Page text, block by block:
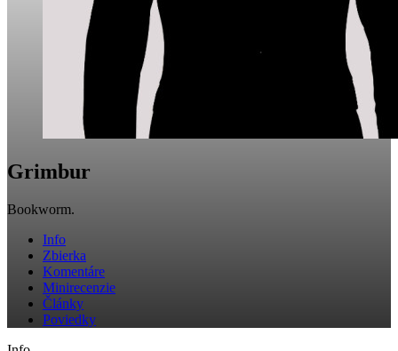
Grimbur
Bookworm.
Info
Zbierka
Komentáre
Minirecenzie
Články
Poviedky